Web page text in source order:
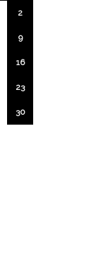
2
9
16
23
30